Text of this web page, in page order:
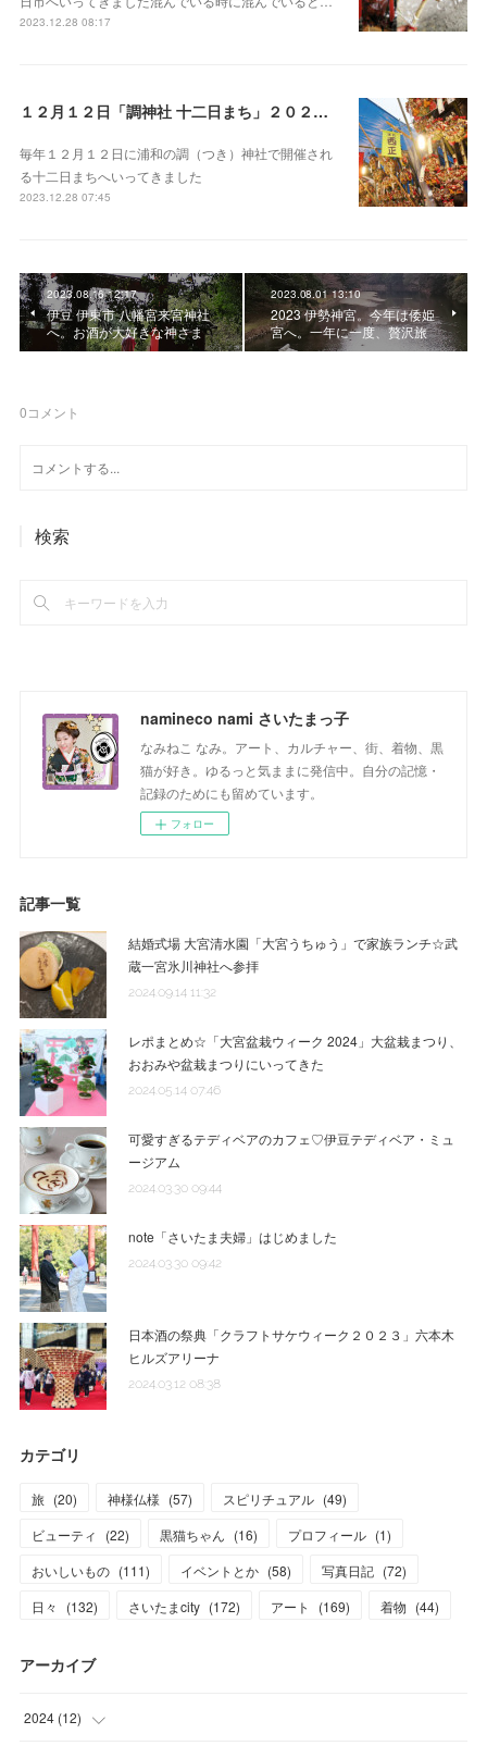
2023.12.28 08:17
１２月１２日「調神社 十二日まち」２０２３ 浦和
毎年１２月１２日に浦和の調（つき）神社で開催され
る十二日まちへいってきました
2023.12.28 07:45
2023.08.16 12:17
伊豆 伊東市 八幡宮来宮神社
へ。お酒が大好きな神さま
2023.08.01 13:10
2023 伊勢神宮。今年は倭姫
宮へ。一年に一度、贅沢旅
0コメント
検索
namineco nami さいたまっ子
なみねこ なみ。アート、カルチャー、街、着物、黒
猫が好き。ゆるっと気ままに発信中。自分の記憶・
記録のためにも留めています。
フォロー
記事一覧
結婚式場 大宮清水園「大宮うちゅう」で家族ランチ☆武
蔵一宮氷川神社へ参拝
2024.09.14 11:32
レポまとめ☆「大宮盆栽ウィーク 2024」大盆栽まつり、
おおみや盆栽まつりにいってきた
2024.05.14 07:46
可愛すぎるテディベアのカフェ♡伊豆テディベア・ミュ
ージアム
2024.03.30 09:44
note「さいたま夫婦」はじめました
2024.03.30 09:42
日本酒の祭典「クラフトサケウィーク２０２３」六本木
ヒルズアリーナ
2024.03.12 08:38
カテゴリ
旅 (20) 神様仏様 (57) スピリチュアル (49)
ビューティ
(22) 黒猫ちゃん (16) プロフィール (1)
おいしいもの (111) イベントとか (58) 写真日記 (72)
日々
(132) さいたまcity (172) アート (169) 着物 (44)
アーカイブ
2024 (12)